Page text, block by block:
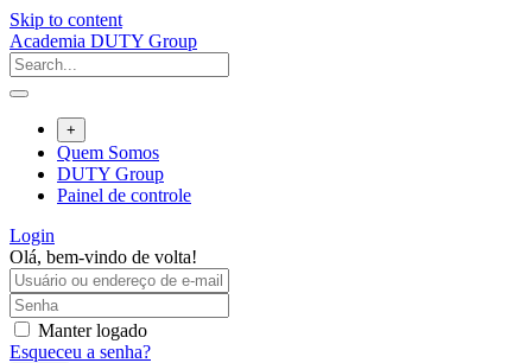
Skip to content
Academia DUTY Group
+
Quem Somos
DUTY Group
Painel de controle
Login
Olá, bem-vindo de volta!
Manter logado
Esqueceu a senha?